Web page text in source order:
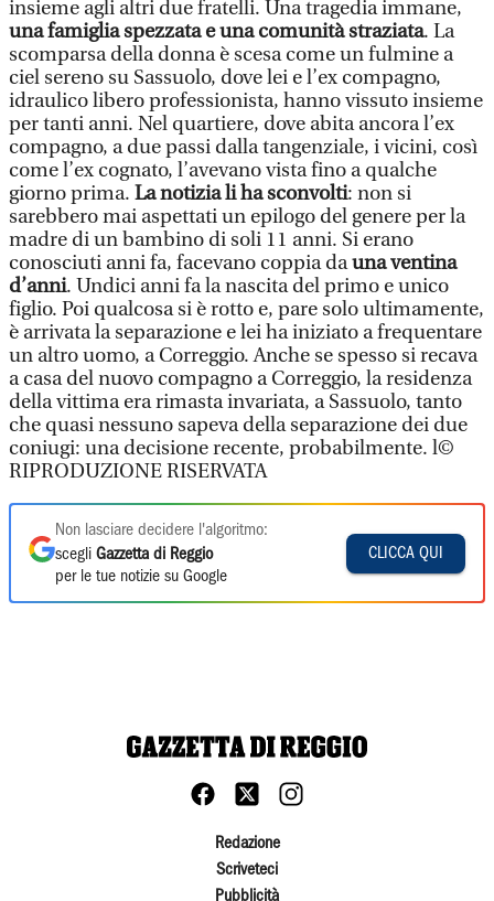
insieme agli altri due fratelli. Una tragedia immane,
una famiglia spezzata e una comunità straziata. La
scomparsa della donna è scesa come un fulmine a
ciel sereno su Sassuolo, dove lei e l’ex compagno,
idraulico libero professionista, hanno vissuto insieme
per tanti anni. Nel quartiere, dove abita ancora l’ex
compagno, a due passi dalla tangenziale, i vicini, così
come l’ex cognato, l’avevano vista fino a qualche
giorno prima. La notizia li ha sconvolti: non si
sarebbero mai aspettati un epilogo del genere per la
madre di un bambino di soli 11 anni. Si erano
conosciuti anni fa, facevano coppia dauna ventina
d’anni. Undici anni fa la nascita del primo e unico
figlio. Poi qualcosa si è rotto e, pare solo ultimamente,
è arrivata la separazione e lei ha iniziato a frequentare
un altro uomo, a Correggio. Anche se spesso si recava
a casa del nuovo compagno a Correggio, la residenza
della vittima era rimasta invariata, a Sassuolo, tanto
che quasi nessuno sapeva della separazione dei due
coniugi: una decisione recente, probabilmente. l©
RIPRODUZIONE RISERVATA
Non lasciare decidere l'algoritmo:
scegli Gazzetta di Reggio
per le tue notizie su Google
CLICCA QUI
Redazione
Scriveteci
Pubblicità